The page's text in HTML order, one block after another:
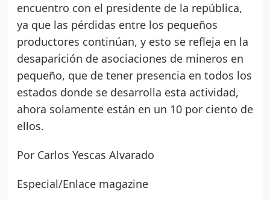
encuentro con el presidente de la república,
ya que las pérdidas entre los pequeños
productores continúan, y esto se refleja en la
desaparición de asociaciones de mineros en
pequeño, que de tener presencia en todos los
estados donde se desarrolla esta actividad,
ahora solamente están en un 10 por ciento de
ellos.
Por Carlos Yescas Alvarado
Especial/Enlace magazine